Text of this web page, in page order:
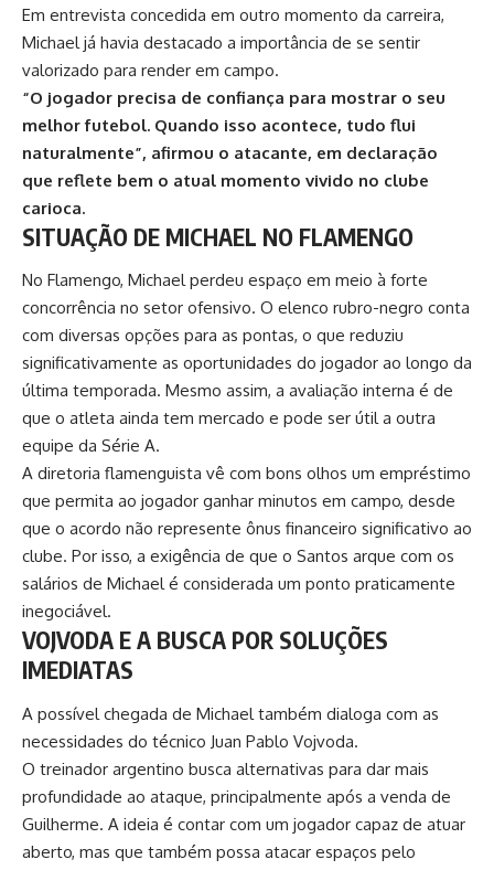
Em entrevista concedida em outro momento da carreira,
Michael já havia destacado a importância de se sentir
valorizado para render em campo.
“O jogador precisa de confiança para mostrar o seu
melhor futebol. Quando isso acontece, tudo flui
naturalmente”, afirmou o atacante, em declaração
que reflete bem o atual momento vivido no clube
carioca.
SITUAÇÃO DE MICHAEL NO FLAMENGO
No Flamengo, Michael perdeu espaço em meio à forte
concorrência no setor ofensivo. O elenco rubro-negro conta
com diversas opções para as pontas, o que reduziu
significativamente as oportunidades do jogador ao longo da
última temporada. Mesmo assim, a avaliação interna é de
que o atleta ainda tem mercado e pode ser útil a outra
equipe da Série A.
A diretoria flamenguista vê com bons olhos um empréstimo
que permita ao jogador ganhar minutos em campo, desde
que o acordo não represente ônus financeiro significativo ao
clube. Por isso, a exigência de que o Santos arque com os
salários de Michael é considerada um ponto praticamente
inegociável.
VOJVODA E A BUSCA POR SOLUÇÕES
IMEDIATAS
A possível chegada de Michael também dialoga com as
necessidades do técnico Juan Pablo Vojvoda.
O treinador argentino busca alternativas para dar mais
profundidade ao ataque, principalmente após a venda de
Guilherme. A ideia é contar com um jogador capaz de atuar
aberto, mas que também possa atacar espaços pelo